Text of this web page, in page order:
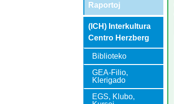
Raportoj
(ICH) Interkultura
Centro Herzberg
Biblioteko
GEA-Filio,
Klerigado
EGS, Klubo,